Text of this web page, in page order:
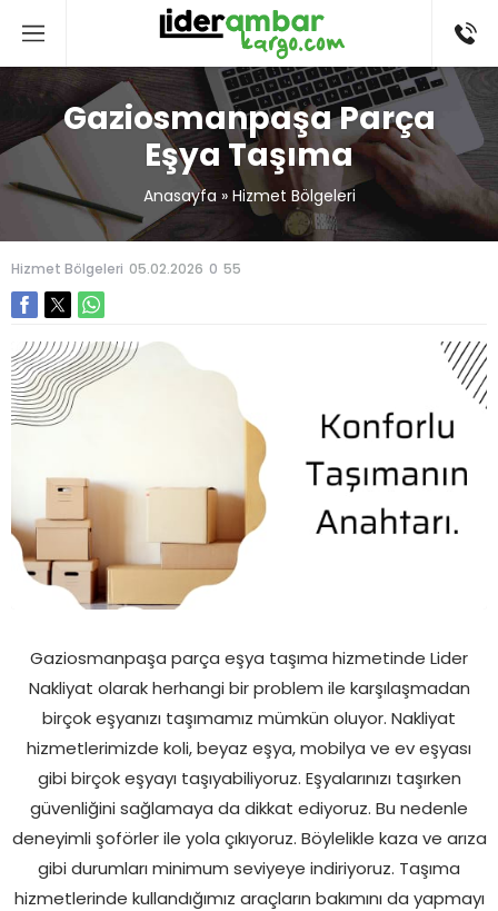
Gaziosmanpaşa Parça
Eşya Taşıma
Anasayfa» Hizmet Bölgeleri
Hizmet Bölgeleri 05.02.2026 0 55
Gaziosmanpaşa parça eşya taşıma hizmetinde Lider
Nakliyat olarak herhangi bir problem ile karşılaşmadan
birçok eşyanızı taşımamız mümkün oluyor. Nakliyat
hizmetlerimizde koli, beyaz eşya, mobilya ve ev eşyası
gibi birçok eşyayı taşıyabiliyoruz. Eşyalarınızı taşırken
güvenliğini sağlamaya da dikkat ediyoruz. Bu nedenle
deneyimli şoförler ile yola çıkıyoruz. Böylelikle kaza ve arıza
gibi durumları minimum seviyeye indiriyoruz. Taşıma
hizmetlerinde kullandığımız araçların bakımını da yapmayı